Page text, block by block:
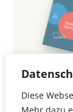
Diese